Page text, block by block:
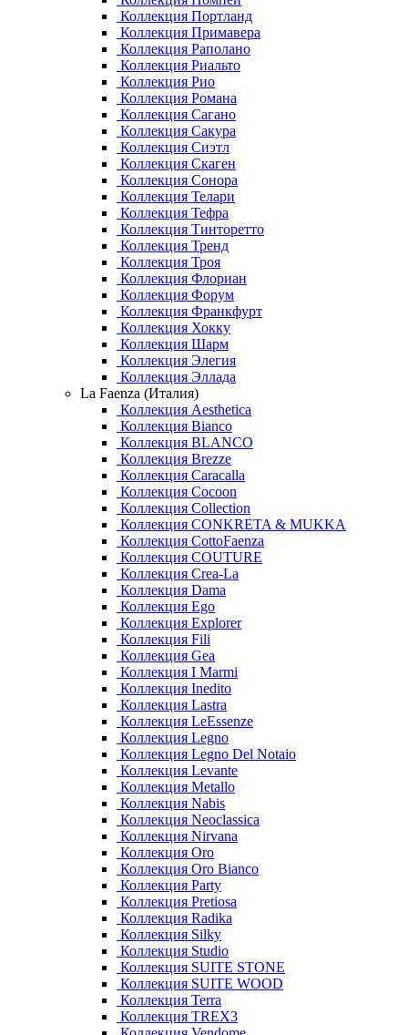
Коллекция Портланд
Коллекция Примавера
Коллекция Раполано
Коллекция Риальто
Коллекция Рио
Коллекция Романа
Коллекция Сагано
Коллекция Сакура
Коллекция Сиэтл
Коллекция Скаген
Коллекция Сонора
Коллекция Телари
Коллекция Тефра
Коллекция Тинторетто
Коллекция Тренд
Коллекция Троя
Коллекция Флориан
Коллекция Форум
Коллекция Франкфурт
Коллекция Хокку
Коллекция Шарм
Коллекция Элегия
Коллекция Эллада
La Faenza (Италия)
Коллекция Aesthetica
Коллекция Bianco
Коллекция BLANCO
Коллекция Brezze
Коллекция Caracalla
Коллекция Cocoon
Коллекция Collection
Коллекция CONKRETA & MUKKA
Коллекция CottoFaenza
Коллекция COUTURE
Коллекция Crea-La
Коллекция Dama
Коллекция Ego
Коллекция Explorer
Коллекция Fili
Коллекция Gea
Коллекция I Marmi
Коллекция Inedito
Коллекция Lastra
Коллекция LeEssenze
Коллекция Legno
Коллекция Legno Del Notaio
Коллекция Levante
Коллекция Metallo
Коллекция Nabis
Коллекция Neoclassica
Коллекция Nirvana
Коллекция Oro
Коллекция Oro Bianco
Коллекция Party
Коллекция Pretiosa
Коллекция Radika
Коллекция Silky
Коллекция Studio
Коллекция SUITE STONE
Коллекция SUITE WOOD
Коллекция Terra
Коллекция TREX3